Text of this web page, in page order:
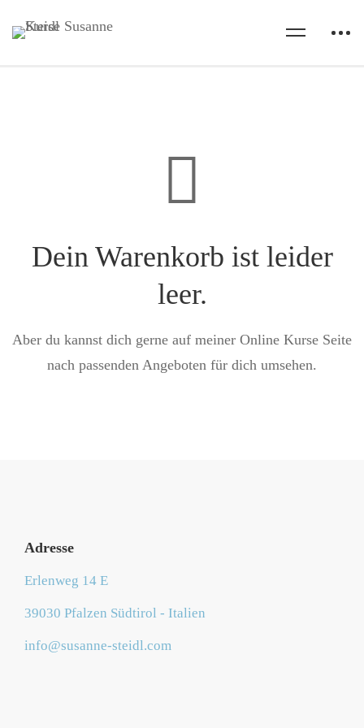
Dein Warenkorb ist leider
leer.
Aber du kannst dich gerne auf meiner Online Kurse Seite
nach passenden Angeboten für dich umsehen.
Adresse
Erlenweg 14 E
39030 Pfalzen Südtirol - Italien
info@susanne-steidl.com